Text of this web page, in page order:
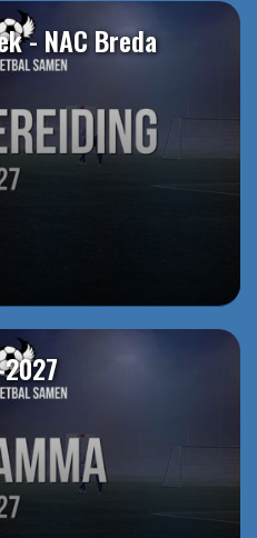
- NAC Breda
2027